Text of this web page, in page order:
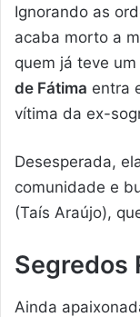
Ignorando as
acaba morto a
quem já teve
de Fátima entra
vítima da ex-
Desesperada,
comunidade e
(Taís Araújo),
Segredos
Ainda